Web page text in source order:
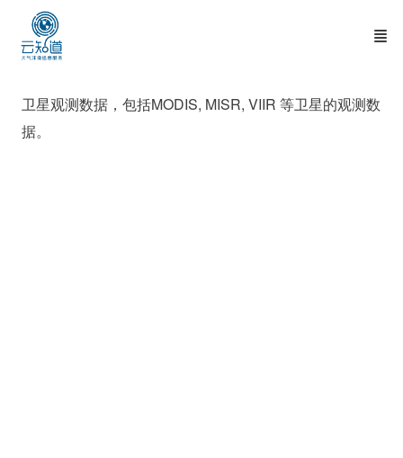
卫星观测数据，包括MODIS, MISR, VIIR 等卫星的观测数
据。